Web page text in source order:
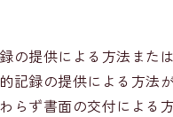
の提供による方法また
記録の提供による方法
らず書面の交付による